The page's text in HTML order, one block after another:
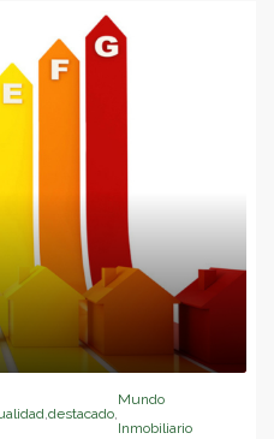
,destacado,
Mundo
Inmobiliario